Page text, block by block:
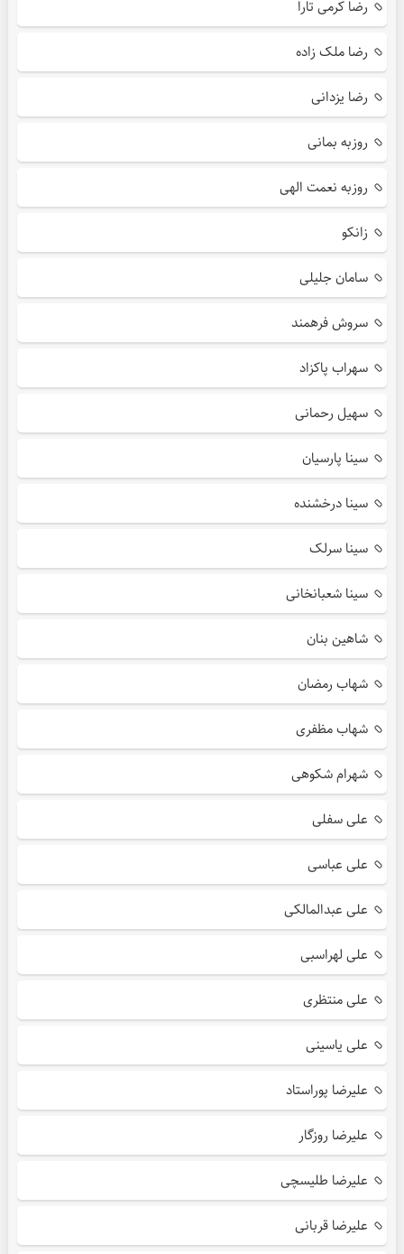
رضا کرمی تارا
رضا ملک زاده
رضا یزدانی
روزبه بمانی
روزبه نعمت الهی
زانکو
سامان جلیلی
سروش فرهمند
سهراب پاکزاد
سهیل رحمانی
سینا پارسیان
سینا درخشنده
سینا سرلک
سینا شعبانخانی
شاهین بنان
شهاب رمضان
شهاب مظفری
شهرام شکوهی
علی سفلی
علی عباسی
علی عبدالمالکی
علی لهراسبی
علی منتظری
علی یاسینی
علیرضا پوراستاد
علیرضا روزگار
علیرضا طلیسچی
علیرضا قربانی